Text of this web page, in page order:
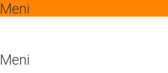
Meni
Meni